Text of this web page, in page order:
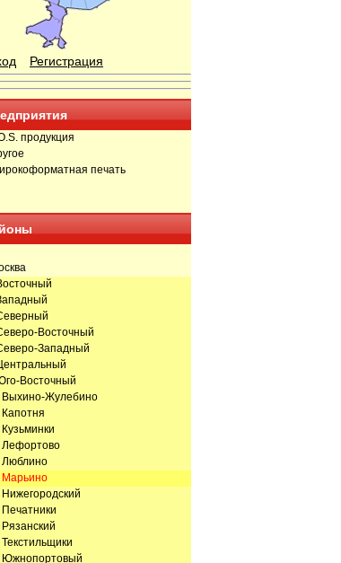
Регистрация
продукция
печать
Восточный
Западный
Восточный
Выхино-Жулебино
Капотня
Кузьминки
Лефортово
Люблино
Марьино
Нижегородский
Печатники
Рязанский
Текстильщики
Южнопортовый